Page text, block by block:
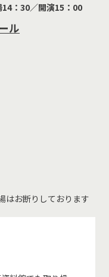
：30／開演15：00
ル
はお断りしております